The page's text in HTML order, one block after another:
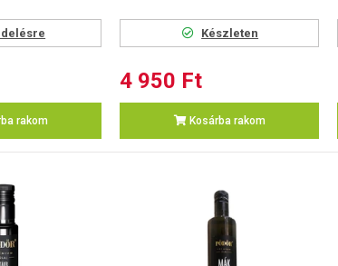
rakom
Készleten
4 950 Ft
Kosárba rakom